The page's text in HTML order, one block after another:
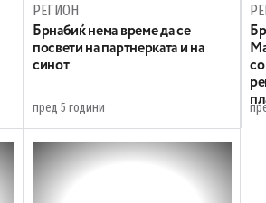
РЕГИОН
Брнабиќ нема време да се
посвети на партнерката и на
синот
пред 5 години
со